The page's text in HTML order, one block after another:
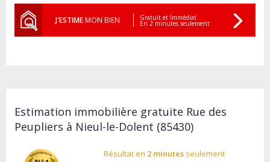
J'ESTIMEMON BIEN Gratuit et Immédiat
En 2 minutes seulement
Estimation immobilière gratuite Rue des
Peupliers à Nieul-le-Dolent (85430)
Résultat en 2 minutes seulement